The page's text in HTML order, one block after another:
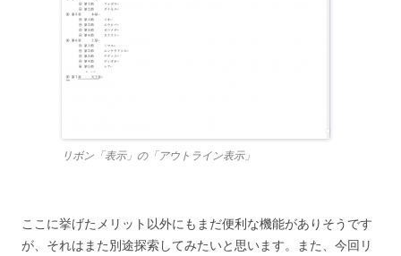
リボン「表示」の「アウトライン表示」
ここに挙げたメリット以外にもまだ便利な機能がありそうです
が、それはまた別途探索してみたいと思います。また、今回リ